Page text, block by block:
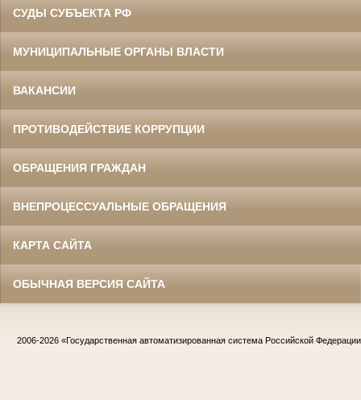
СУДЫ СУБЪЕКТА РФ
МУНИЦИПАЛЬНЫЕ ОРГАНЫ ВЛАСТИ
ВАКАНСИИ
ПРОТИВОДЕЙСТВИЕ КОРРУПЦИИ
ОБРАЩЕНИЯ ГРАЖДАН
ВНЕПРОЦЕССУАЛЬНЫЕ ОБРАЩЕНИЯ
КАРТА САЙТА
ОБЫЧНАЯ ВЕРСИЯ САЙТА
2006-2026 «Государственная автоматизированная система Российской